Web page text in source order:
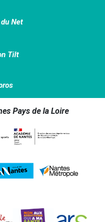
Net
Tilt
Pays de la Loire